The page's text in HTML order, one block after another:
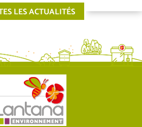
LES ACTUALITÉS